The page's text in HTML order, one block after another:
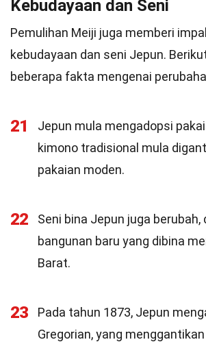
Kebudayaan dan Seni
Pemulihan Meiji juga memberi
kebudayaan dan seni Jepun.
beberapa fakta mengenai
21
Jepun mula mengadopsi
kimono tradisional mula
pakaian moden.
22
Seni bina Jepun juga berubah,
bangunan baru yang dibina
Barat.
23
Pada tahun 1873, Jepun
Gregorian, yang